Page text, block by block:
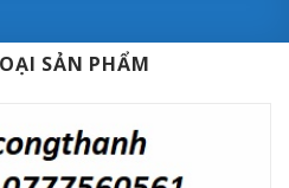
SẢN PHẨM